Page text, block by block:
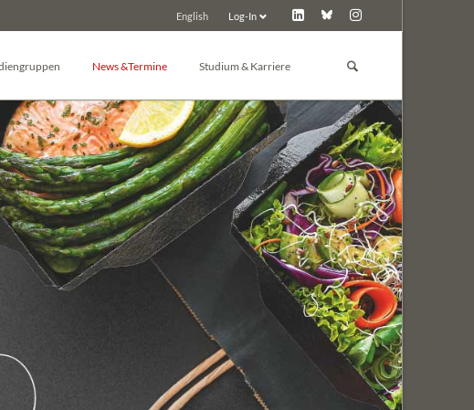
Log-In
English
überspringen
und Toxikologie
Chemie
Medizin
Immunologie
News &Termine
News
Pressemitteilungen
Tagungskalender
Tagung inserieren
Tagungsarchiv
Studium & Karriere
Studium
Promotion
Post-Docs & Jungwissenschaftler
Jobbörse
Preise der GBM
Sonstiges